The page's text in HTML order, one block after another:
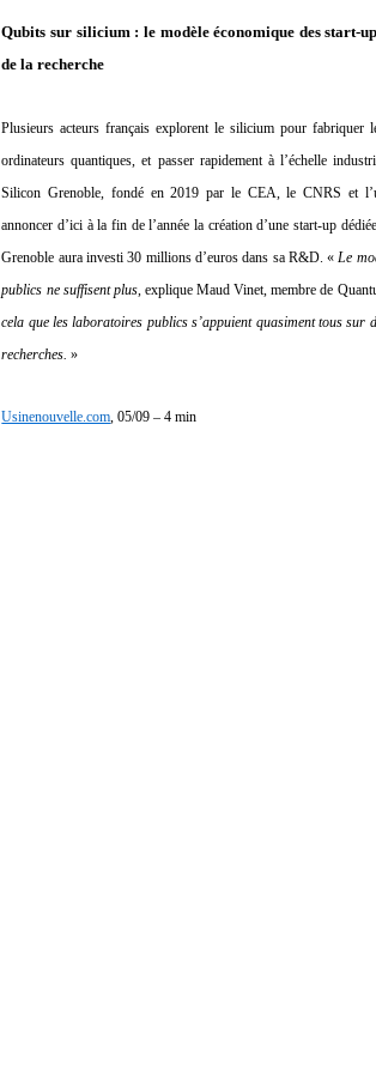
Qubits sur silicium : le modèle économique des start-
de la recherche
Plusieurs acteurs français explorent le silicium pour fabriquer
ordinateurs quantiques, et passer rapidement à l’échelle
Silicon Grenoble, fondé en 2019 par le CEA, le CNRS et
annoncer d’ici à la fin de l’année la création d’une start-up
Grenoble aura investi 30 millions d’euros dans sa R&D. « Le
publics ne suffisent plus, explique Maud Vinet, membre de
cela que les laboratoires publics s’appuient quasiment tous
recherches.»
Usinenouvelle.com, 05/09 – 4 min